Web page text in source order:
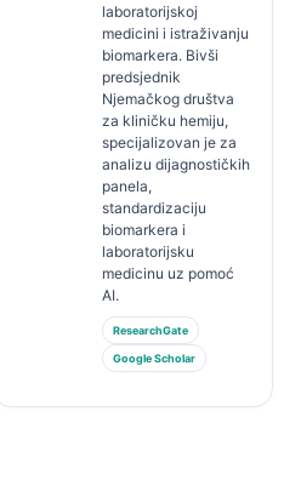
laboratorijskoj
medicini i istraživanju
biomarkera. Bivši
predsjednik
Njemačkog društva
za kliničku hemiju,
specijalizovan je za
analizu dijagnostičkih
panela,
standardizaciju
biomarkera i
laboratorijsku
medicinu uz pomoć
AI.
ResearchGate
Google Scholar